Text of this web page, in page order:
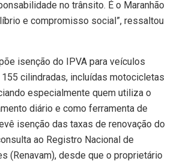
no trânsito. É o Maranhão
e compromisso social”, ressaltou
isenção do IPVA para veículos
cilindradas, incluídas motocicletas
especialmente quem utiliza o
diário e como ferramenta de
isenção das taxas de renovação do
ao Registro Nacional de
(Renavam), desde que o proprietário